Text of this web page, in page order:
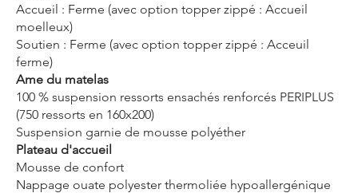
Accueil : Ferme (avec option topper zippé : Accueil
moelleux)
Soutien : Ferme (avec option topper zippé : Acceuil
ferme)
Ame du matelas
100 % suspension ressorts ensachés renforcés PERIPLUS
(750 ressorts en 160x200)
Suspension garnie de mousse polyéther
Plateau d'accueil
Mousse de confort
Nappage ouate polyester thermoliée hypoallergénique